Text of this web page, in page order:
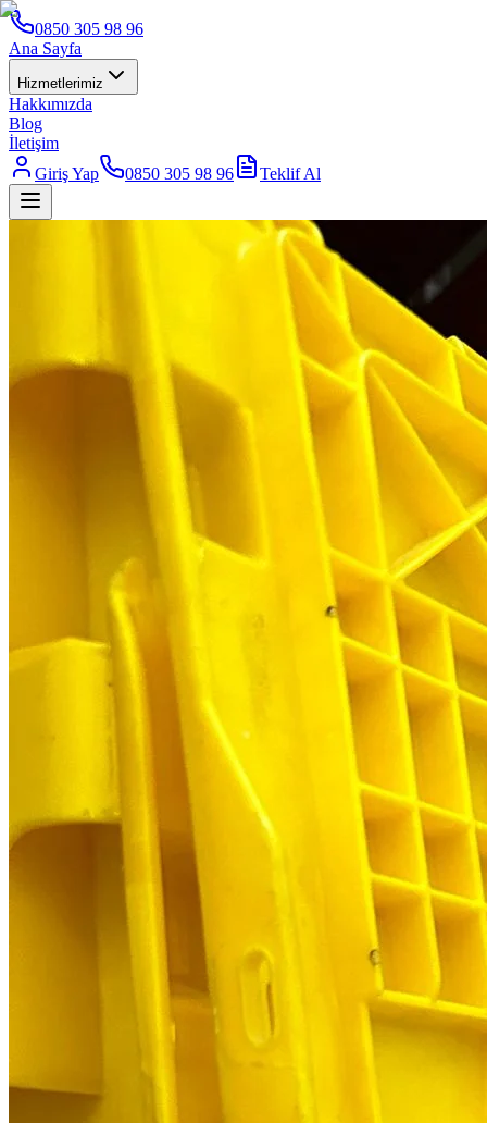
0850 305 98 96
Ana Sayfa
Hizmetlerimiz
Hakkımızda
Blog
İletişim
Giriş Yap
0850 305 98 96 Teklif Al